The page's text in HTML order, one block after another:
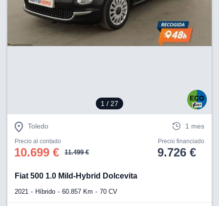
1 / 27
Toledo 1 mes
Precio al contado
10.699 € 11.499 €
Precio financiado
9.726 €
Fiat 500 1.0 Mild-Hybrid Dolcevita
2021 Híbrido 60.857 Km 70 CV